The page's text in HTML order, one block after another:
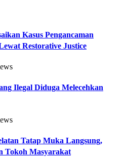
Kasus Pengancaman
Restorative Justice
Ilegal Diduga Melecehkan
Tatap Muka Langsung,
Tokoh Masyarakat